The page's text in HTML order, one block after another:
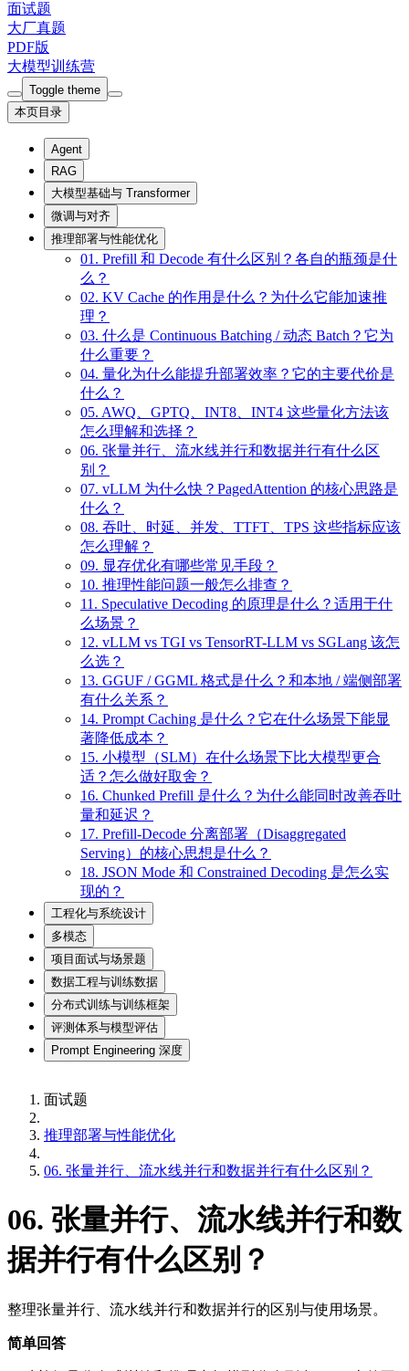
面试题
大厂真题
PDF版
大模型训练营
Toggle theme
本页目录
Agent
RAG
大模型基础与 Transformer
微调与对齐
推理部署与性能优化
01. Prefill 和 Decode 有什么区别？各自的瓶颈是什
么？
02. KV Cache 的作用是什么？为什么它能加速推
理？
03. 什么是 Continuous Batching / 动态 Batch？它为
什么重要？
04. 量化为什么能提升部署效率？它的主要代价是
什么？
05. AWQ、GPTQ、INT8、INT4 这些量化方法该
怎么理解和选择？
06. 张量并行、流水线并行和数据并行有什么区
别？
07. vLLM 为什么快？PagedAttention 的核心思路是
什么？
08. 吞吐、时延、并发、TTFT、TPS 这些指标应该
怎么理解？
09. 显存优化有哪些常见手段？
10. 推理性能问题一般怎么排查？
11. Speculative Decoding 的原理是什么？适用于什
么场景？
12. vLLM vs TGI vs TensorRT-LLM vs SGLang 该怎
么选？
13. GGUF / GGML 格式是什么？和本地 / 端侧部署
有什么关系？
14. Prompt Caching 是什么？它在什么场景下能显
著降低成本？
15. 小模型（SLM）在什么场景下比大模型更合
适？怎么做好取舍？
16. Chunked Prefill 是什么？为什么能同时改善吞吐
量和延迟？
17. Prefill-Decode 分离部署（Disaggregated
Serving）的核心思想是什么？
18. JSON Mode 和 Constrained Decoding 是怎么实
现的？
工程化与系统设计
多模态
项目面试与场景题
数据工程与训练数据
分布式训练与训练框架
评测体系与模型评估
Prompt Engineering 深度
面试题
推理部署与性能优化
06. 张量并行、流水线并行和数据并行有什么区别？
06. 张量并行、流水线并行和数
据并行有什么区别？
整理张量并行、流水线并行和数据并行的区别与使用场景。
简单回答